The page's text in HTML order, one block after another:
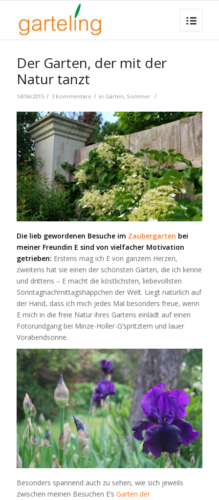
Der Garten, der mit der
Natur tanzt
14/06/2015 / 3 Kommentare / in Gärten, Sommer /
Die lieb gewordenen Besuche im Zaubergarten bei
meiner Freundin E sind von vielfacher Motivation
getrieben: Erstens mag ich E von ganzem Herzen,
zweitens hat sie einen der schönsten Gärten, die ich kenne
und drittens – E macht die köstlichsten, liebevollsten
Sonntagnachmittagshäppchen der Welt. Liegt natürlich auf
der Hand, dass ich mich jedes Mal besonders freue, wenn
E mich in die freie Natur ihres Gartens einlädt auf einen
Fotorundgang bei Minze-Holler-G’spritztem und lauer
Vorabendsonne.
Besonders spannend auch zu sehen, wie sich jeweils
zwischen meinen Besuchen E’s Garten der